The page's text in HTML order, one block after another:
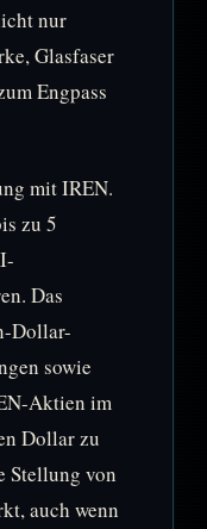
nur
Glasfaser
Engpass
mit IREN.
zu 5
Das
Dollar-
sowie
Aktien im
Dollar zu
Stellung von
auch wenn